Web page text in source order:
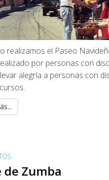
realizamos el Paseo
por personas con
alegría a personas con
de Zumba